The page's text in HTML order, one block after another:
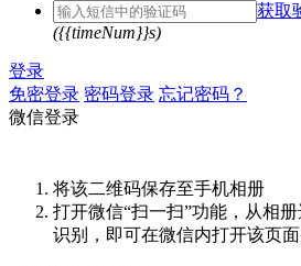
获取
({{timeNum}}s)
登录
免密登录 密码登录 忘记密码？
微信登录
将该二维码保存至手机相册
打开微信“扫一扫”功能，从相
识别，即可在微信内打开该页面